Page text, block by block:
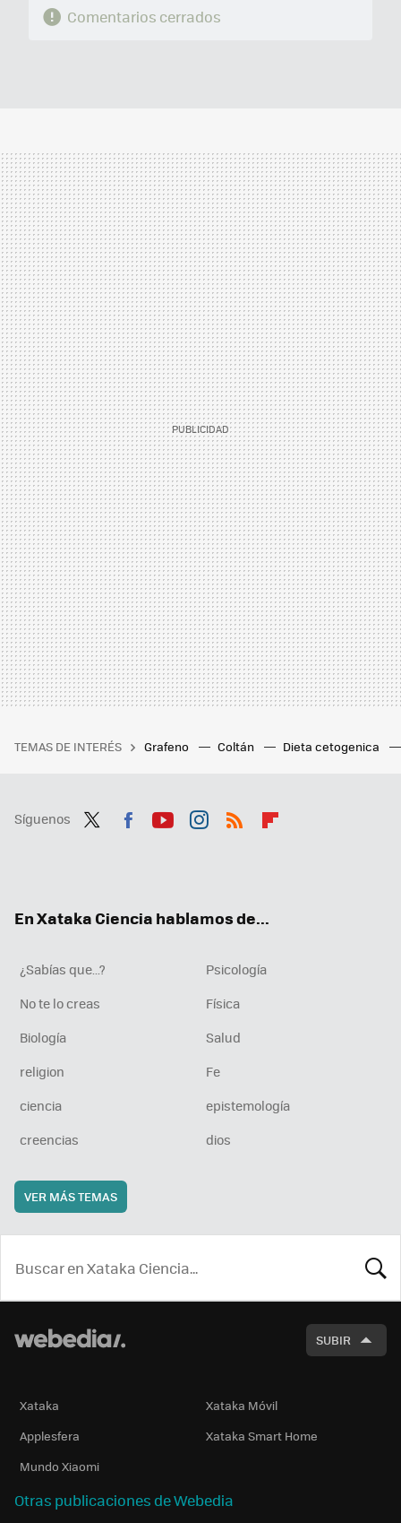
Comentarios cerrados
TEMAS DE INTERÉS Grafeno Coltán Dieta cetogenica
Síguenos
En Xataka Ciencia hablamos de...
¿Sabías que...?
Psicología
No te lo creas
Física
Biología
Salud
religion
Fe
ciencia
epistemología
creencias
dios
VER MÁS TEMAS
SUBIR
Xataka
Xataka Móvil
Applesfera
Xataka Smart Home
Mundo Xiaomi
Otras publicaciones de Webedia